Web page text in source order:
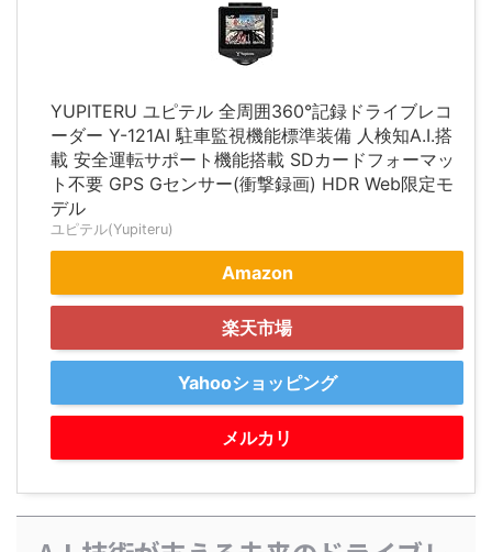
YUPITERU ユピテル 全周囲360°記録ドライブレコ
ーダー Y-121AI 駐車監視機能標準装備 人検知A.I.搭
載 安全運転サポート機能搭載 SDカードフォーマッ
ト不要 GPS Gセンサー(衝撃録画) HDR Web限定モ
デル
ユピテル(Yupiteru)
Amazon
楽天市場
Yahooショッピング
メルカリ